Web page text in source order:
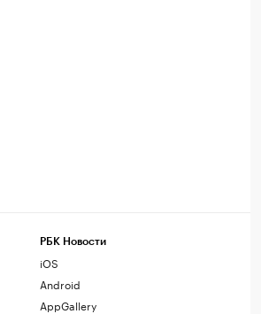
РБК Новости
iOS
Android
AppGallery